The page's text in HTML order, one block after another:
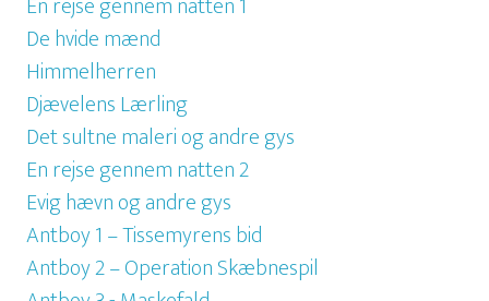
De hvide mænd
Himmelherren
Djævelens Lærling
Det sultne maleri og andre gys
En rejse gennem natten 2
Evig hævn og andre gys
Antboy 1 – Tissemyrens bid
Antboy 2 – Operation Skæbnespil